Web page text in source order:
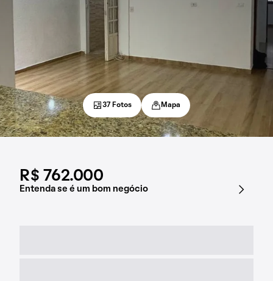
R$ 762.000
Entenda se é um bom negócio
37 Fotos Mapa